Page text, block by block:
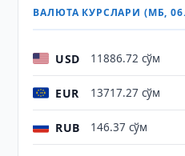
ВАЛЮТА КУРСЛАРИ (МБ,
USD 11886.72 сўм
EUR 13717.27 сўм
RUB 146.37 сўм